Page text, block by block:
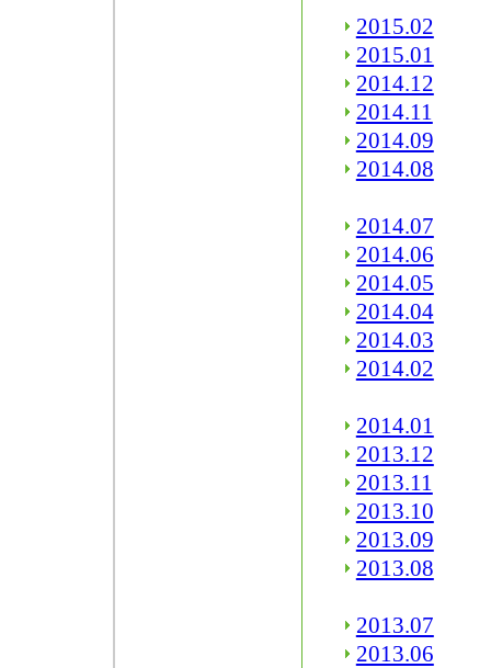
2015.02
2015.01
2014.12
2014.11
2014.09
2014.08
2014.07
2014.06
2014.05
2014.04
2014.03
2014.02
2014.01
2013.12
2013.11
2013.10
2013.09
2013.08
2013.07
2013.06